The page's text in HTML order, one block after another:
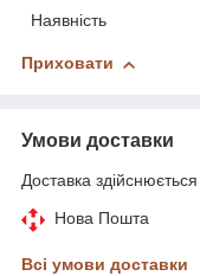
Наявність
Приховати
Умови доставки
Доставка
Нова Пошта
Всі умови доставки